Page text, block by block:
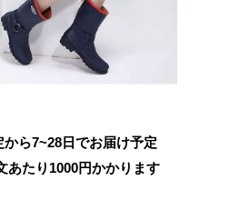
から7~28日でお届け予定
あたり 1000円かかります